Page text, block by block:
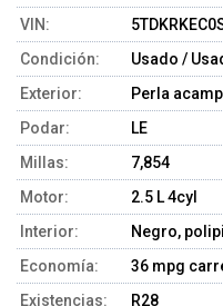
VIN:
Condición:
Usado /
Exterior:
Perla
Podar:
LE
Millas:
7,854
Motor:
2.5 L 4cyl
Interior:
Negro,
Economía:
36 mpg
Existencias:
R28